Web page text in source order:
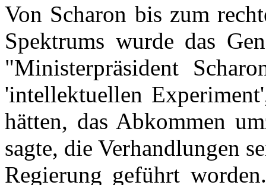
Von Scharon bis zum
Spektrums wurde das
"Ministerpräsident
'intellektuellen
hätten, das Abkommen
sagte, die Verhandlungen
Regierung geführt